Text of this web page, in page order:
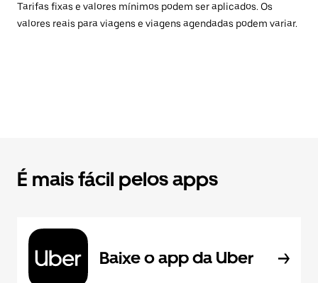
Tarifas fixas e valores mínimos podem ser aplicados. Os
valores reais para viagens e viagens agendadas podem variar.
É mais fácil pelos apps
Baixe o app da Uber